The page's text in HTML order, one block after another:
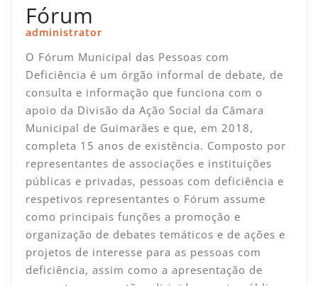
Fórum
administrator
O Fórum Municipal das Pessoas com
Deficiência é um órgão informal de debate, de
consulta e informação que funciona com o
apoio da Divisão da Ação Social da Câmara
Municipal de Guimarães e que, em 2018,
completa 15 anos de existência. Composto por
representantes de associações e instituições
públicas e privadas, pessoas com deficiência e
respetivos representantes o Fórum assume
como principais funções a promoção e
organização de debates temáticos e de ações e
projetos de interesse para as pessoas com
deficiência, assim como a apresentação de